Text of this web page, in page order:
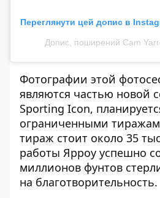
Переглянути цей допис в
Допис, поширений Cam
Фотографии этой
являются частью новой
Sporting Icon,
ограниченными
тираж стоит около 35
работы Ярроу успешно
миллионов фунтов
на благотворительность.